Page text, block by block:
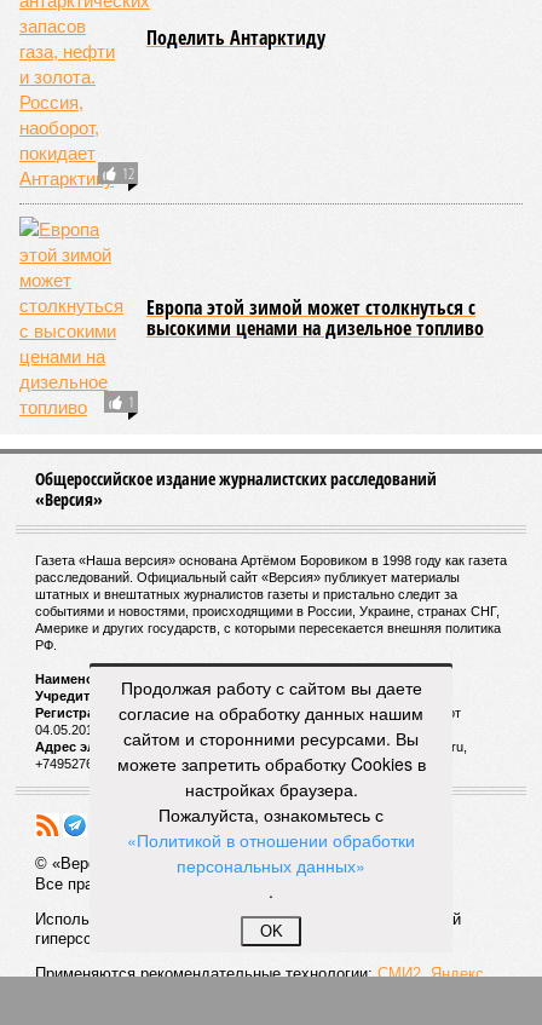
12
Поделить Антарктиду
1
Европа этой зимой может столкнуться с
высокими ценами на дизельное топливо
Общероссийское издание журналистских расследований
«Версия»
Газета «Наша версия» основана Артёмом Боровиком в 1998 году как газета
расследований. Официальный сайт «Версия» публикует материалы
штатных и внештатных журналистов газеты и пристально следит за
событиями и новостями, происходящими в России, Украине, странах СНГ,
Америке и других государств, с которыми пересекается внешняя политика
РФ.
Наименование:
Учредитель:
ООО «Версия»,Главный редактор:Горевой Р. Г.
Регистрационный номер Роскомнадзора:ЭЛ № ФС 77 - 72681 от
04.05.2018 г.
Адрес электронной почты и телефон редакции:versia@versia.ru,
+74952760348
© «Версия»
Все права защищены
Использование материалов «Версии» без индексируемой
гиперссылки запрещено
Применяются рекомендательные технологии:СМИ2, Яндекс,
Продолжая работу с сайтом вы даете
согласие на обработку данных нашим
сайтом и сторонними ресурсами. Вы
можете запретить обработку Cookies в
настройках браузера.
Пожалуйста, ознакомьтесь с
«Политикой в отношении обработки
персональных данных»
.
OK